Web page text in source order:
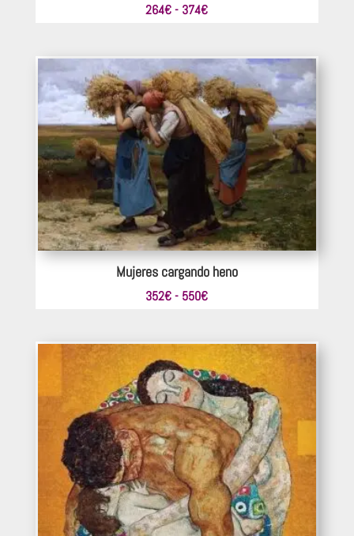
264€ - 374€Rango
desde
264€
hasta
374€
Mujeres cargando heno
352€ - 550€Rango
desde
352€
hasta
550€